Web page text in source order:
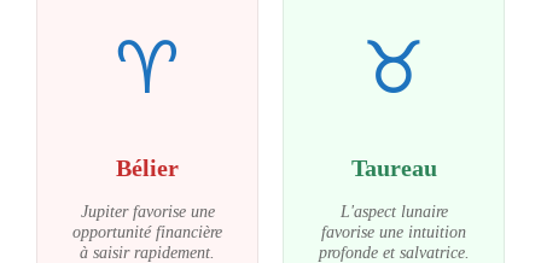
♈
Bélier
Jupiter favorise une
opportunité financière
à saisir rapidement.
♉
Taureau
L'aspect lunaire
favorise une intuition
profonde et salvatrice.